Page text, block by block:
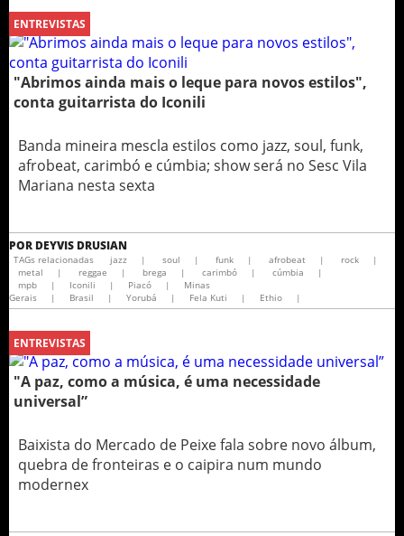
ENTREVISTAS
"Abrimos ainda mais o leque para novos estilos",
conta guitarrista do Iconili
Banda mineira mescla estilos como jazz, soul, funk,
afrobeat, carimbó e cúmbia; show será no Sesc Vila
Mariana nesta sexta
POR DEYVIS DRUSIAN
TAGs relacionadas jazz | soul | funk | afrobeat | rock
|
metal
| reggae | brega | carimbó | cúmbia
|
mpb
| Iconili | Piacó |
Minas
Gerais
| Brasil | Yorubá | Fela Kuti | Ethio |
ENTREVISTAS
"A paz, como a música, é uma necessidade
universal”
Baixista do Mercado de Peixe fala sobre novo álbum,
quebra de fronteiras e o caipira num mundo
modernex